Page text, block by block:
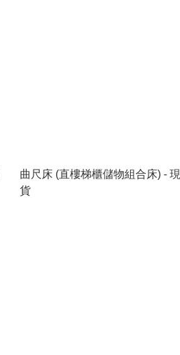
曲尺床 (直樓梯櫃儲物組合床) - 現
貨